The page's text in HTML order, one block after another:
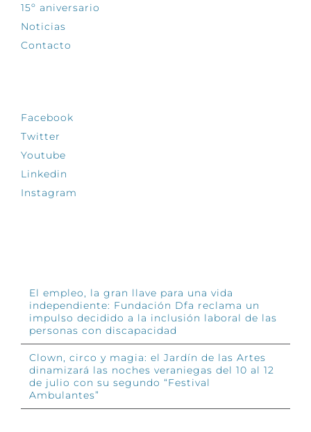
15º aniversario
Noticias
Contacto
Facebook
Twitter
Youtube
Linkedin
Instagram
El empleo, la gran llave para una vida
independiente: Fundación Dfa reclama un
impulso decidido a la inclusión laboral de las
personas con discapacidad
Clown, circo y magia: el Jardín de las Artes
dinamizará las noches veraniegas del 10 al 12
de julio con su segundo “Festival
Ambulantes”